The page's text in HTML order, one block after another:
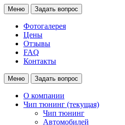
Меню Задать вопрос
Фотогалерея
Цены
Отзывы
FAQ
Контакты
Меню Задать вопрос
О компании
Чип тюнинг (текущая)
Чип тюнинг
Автомобилей